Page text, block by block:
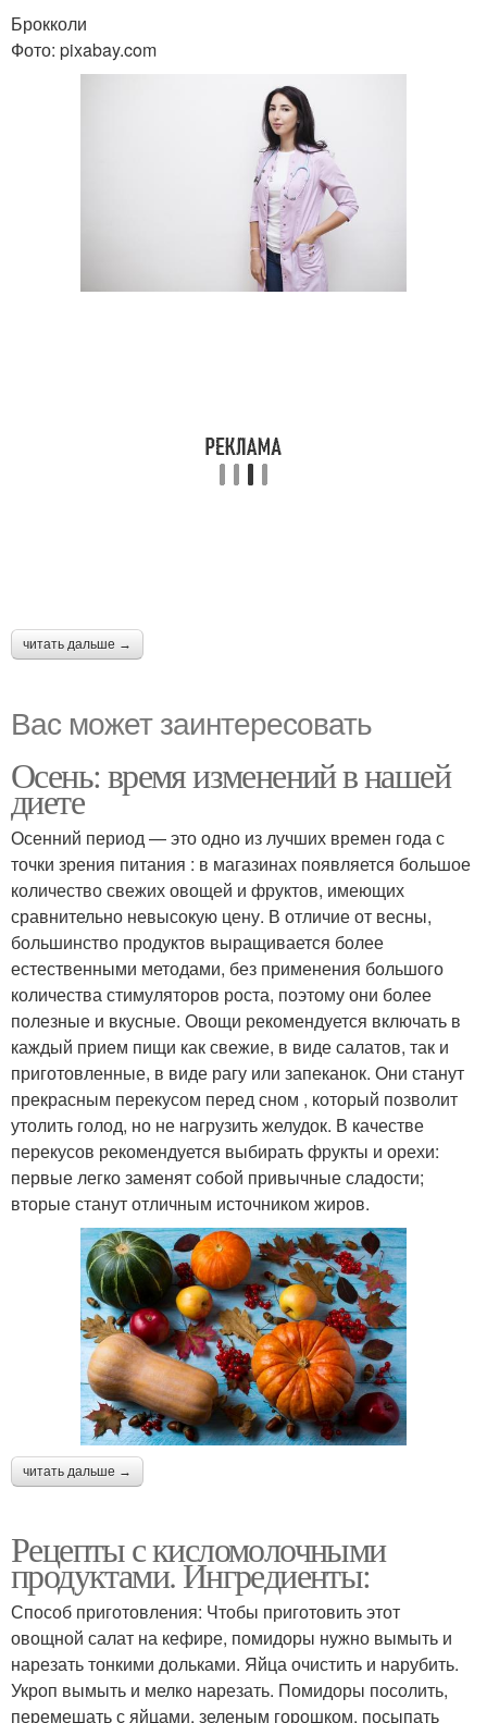
Брокколи
Фото: pixabay.com
читать дальше →
Вас может заинтересовать
Осень: время изменений в нашей
диете
Осенний период — это одно из лучших времен года с
точки зрения питания : в магазинах появляется большое
количество свежих овощей и фруктов, имеющих
сравнительно невысокую цену. В отличие от весны,
большинство продуктов выращивается более
естественными методами, без применения большого
количества стимуляторов роста, поэтому они более
полезные и вкусные. Овощи рекомендуется включать в
каждый прием пищи как свежие, в виде салатов, так и
приготовленные, в виде рагу или запеканок. Они станут
прекрасным перекусом перед сном , который позволит
утолить голод, но не нагрузить желудок. В качестве
перекусов рекомендуется выбирать фрукты и орехи:
первые легко заменят собой привычные сладости;
вторые станут отличным источником жиров.
читать дальше →
Рецепты с кисломолочными
продуктами. Ингредиенты:
Способ приготовления: Чтобы приготовить этот
овощной салат на кефире, помидоры нужно вымыть и
нарезать тонкими дольками. Яйца очистить и нарубить.
Укроп вымыть и мелко нарезать. Помидоры посолить,
перемешать с яйцами, зеленым горошком, посыпать